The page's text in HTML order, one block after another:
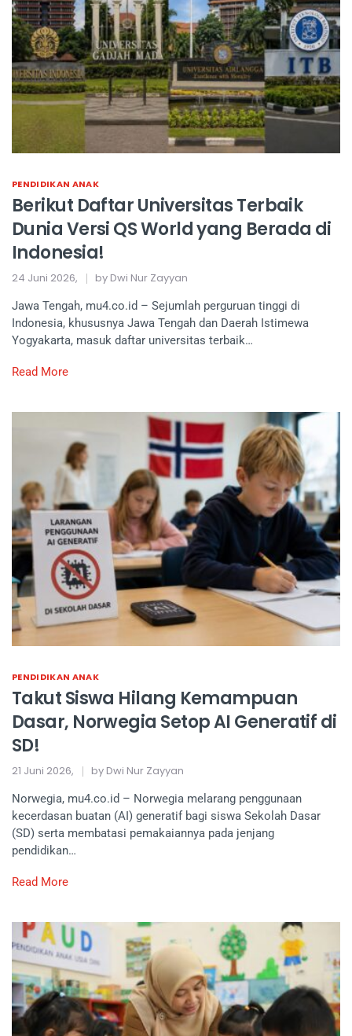
PENDIDIKAN ANAK
Berikut Daftar Universitas Terbaik
Dunia Versi QS World yang Berada di
Indonesia!
24 Juni 2026, by Dwi Nur Zayyan
Jawa Tengah, mu4.co.id – Sejumlah perguruan tinggi di
Indonesia, khususnya Jawa Tengah dan Daerah Istimewa
Yogyakarta, masuk daftar universitas terbaik…
Read More
PENDIDIKAN ANAK
Takut Siswa Hilang Kemampuan
Dasar, Norwegia Setop AI Generatif di
SD!
21 Juni 2026, by Dwi Nur Zayyan
Norwegia, mu4.co.id – Norwegia melarang penggunaan
kecerdasan buatan (AI) generatif bagi siswa Sekolah Dasar
(SD) serta membatasi pemakaiannya pada jenjang
pendidikan…
Read More